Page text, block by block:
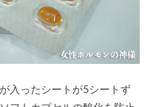
入ったシートが5シートず